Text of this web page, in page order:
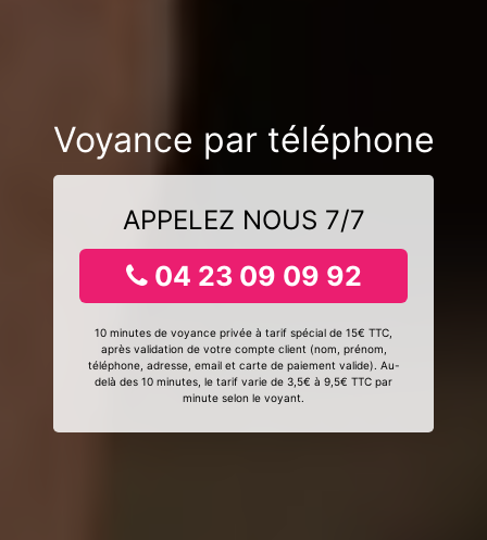
Voyance par téléphone
APPELEZ NOUS 7/7
04 23 09 09 92
10 minutes de voyance privée à tarif spécial de 15€ TTC,
après validation de votre compte client (nom, prénom,
téléphone, adresse, email et carte de paiement valide). Au-
delà des 10 minutes, le tarif varie de 3,5€ à 9,5€ TTC par
minute selon le voyant.